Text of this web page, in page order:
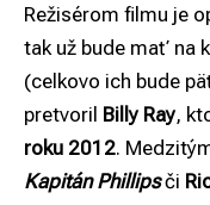
Režisérom filmu je
tak už bude mať na
(celkovo ich bude
pretvoril Billy Ray,
roku 2012.
Kapitán Phillipsči